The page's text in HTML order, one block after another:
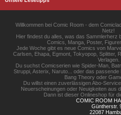
Willkommen bei Comic Room - dem
Netz!
Hier findest du alles, was das Sammlerherz
Comics, Manga, Poster,
Jede Woche gibt es neue Comics von
Carlsen, Ehapa, Egmont, Tokyopop, Splitter,
Verlagen.
Du suchst Comicserien wie Spider-Man,
Struppi, Asterix, Naruto... oder das
Bang Theory oder
Du willst einen zuverlässigen Abo-
Neuerscheinungen oder Neuigkeiten aus
Dann ist dieser Onlineshop für
COMIC ROOM
Güntherstr.
22087